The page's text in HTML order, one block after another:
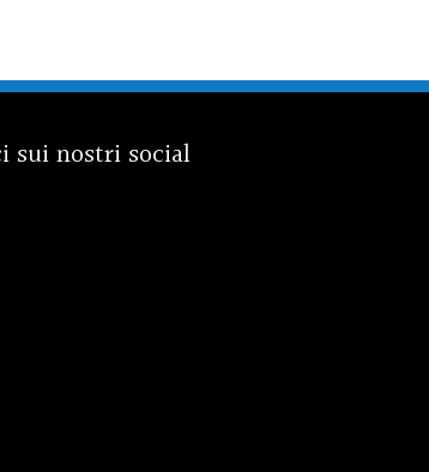
sui nostri social